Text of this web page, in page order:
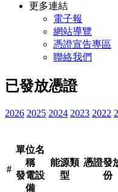
更多連結
電子報
網站導覽
憑證宣告專區
聯絡我們
已發放憑證
2026 2025 2024 2023 2022
#
單位名
稱
發電設
備
能源類
型
憑證發
份